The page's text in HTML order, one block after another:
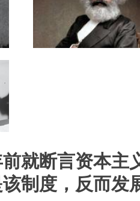
就断言资本主
制度，反而发